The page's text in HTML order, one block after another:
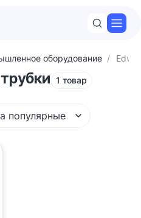
оборудование
1 товар
популярные